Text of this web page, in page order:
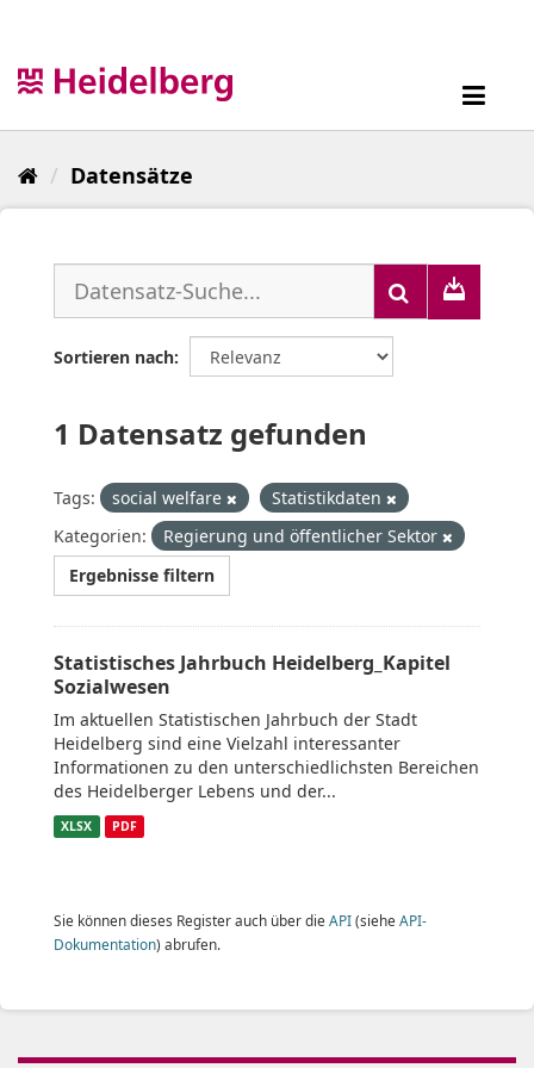
Datensätze
Sortieren nach
1 Datensatz gefunden
Tags: social welfare
Statistikdaten
Kategorien:
Regierung und öffentlicher Sektor
Ergebnisse filtern
Statistisches Jahrbuch Heidelberg_Kapitel
Sozialwesen
Im aktuellen Statistischen Jahrbuch der Stadt
Heidelberg sind eine Vielzahl interessanter
Informationen zu den unterschiedlichsten Bereichen
des Heidelberger Lebens und der...
XLSX PDF
Sie können dieses Register auch über die API(siehe API-
Dokumentation) abrufen.